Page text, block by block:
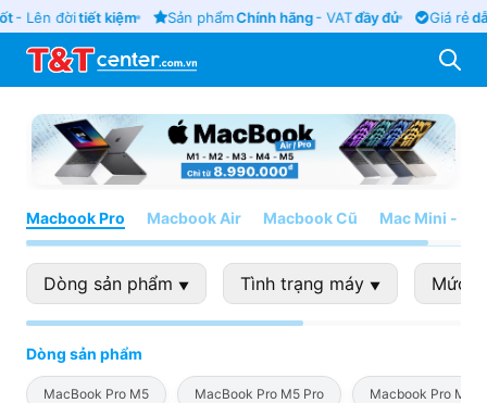
- Lên đờitiết kiệm Sản phẩmChính hãng- VATđầy đủ Giá rẻ
Macbook Pro Macbook Air Macbook Cũ Mac Mini -
Dòng sản phẩm ▼ Tình trạng máy ▼ Mức
Dòng sản phẩm
MacBook Pro M5 MacBook Pro M5 Pro Macbook Pro M5